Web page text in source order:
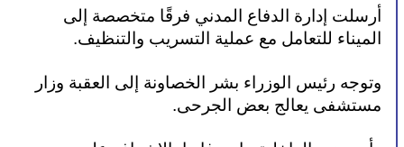
الميناء للتعامل مع عملية التسريب والتنظيف.
مستشفى يعالج بعض الجرحى.